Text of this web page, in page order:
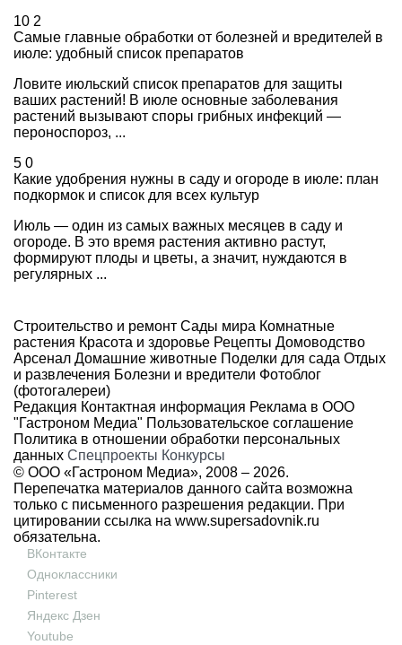
10 2
Самые главные обработки от болезней и вредителей в
июле: удобный список препаратов
Ловите июльский список препаратов для защиты
ваших растений! В июле основные заболевания
растений вызывают споры грибных инфекций —
пероноспороз, ...
5 0
Какие удобрения нужны в саду и огороде в июле: план
подкормок и список для всех культур
Июль — один из самых важных месяцев в саду и
огороде. В это время растения активно растут,
формируют плоды и цветы, а значит, нуждаются в
регулярных ...
Строительство и ремонт Сады мира Комнатные
растения Красота и здоровье Рецепты Домоводство
Арсенал Домашние животные Поделки для сада Отдых
и развлечения Болезни и вредители Фотоблог
(фотогалереи)
Редакция Контактная информация Реклама в ООО
"Гастроном Медиа" Пользовательское соглашение
Политика в отношении обработки персональных
данных Спецпроекты Конкурсы
© ООО «Гастроном Медиа», 2008 – 2026.
Перепечатка материалов данного сайта возможна
только с письменного разрешения редакции. При
цитировании ссылка на www.supersadovnik.ru
обязательна.
ВКонтакте
Одноклассники
Pinterest
Яндекс Дзен
Youtube